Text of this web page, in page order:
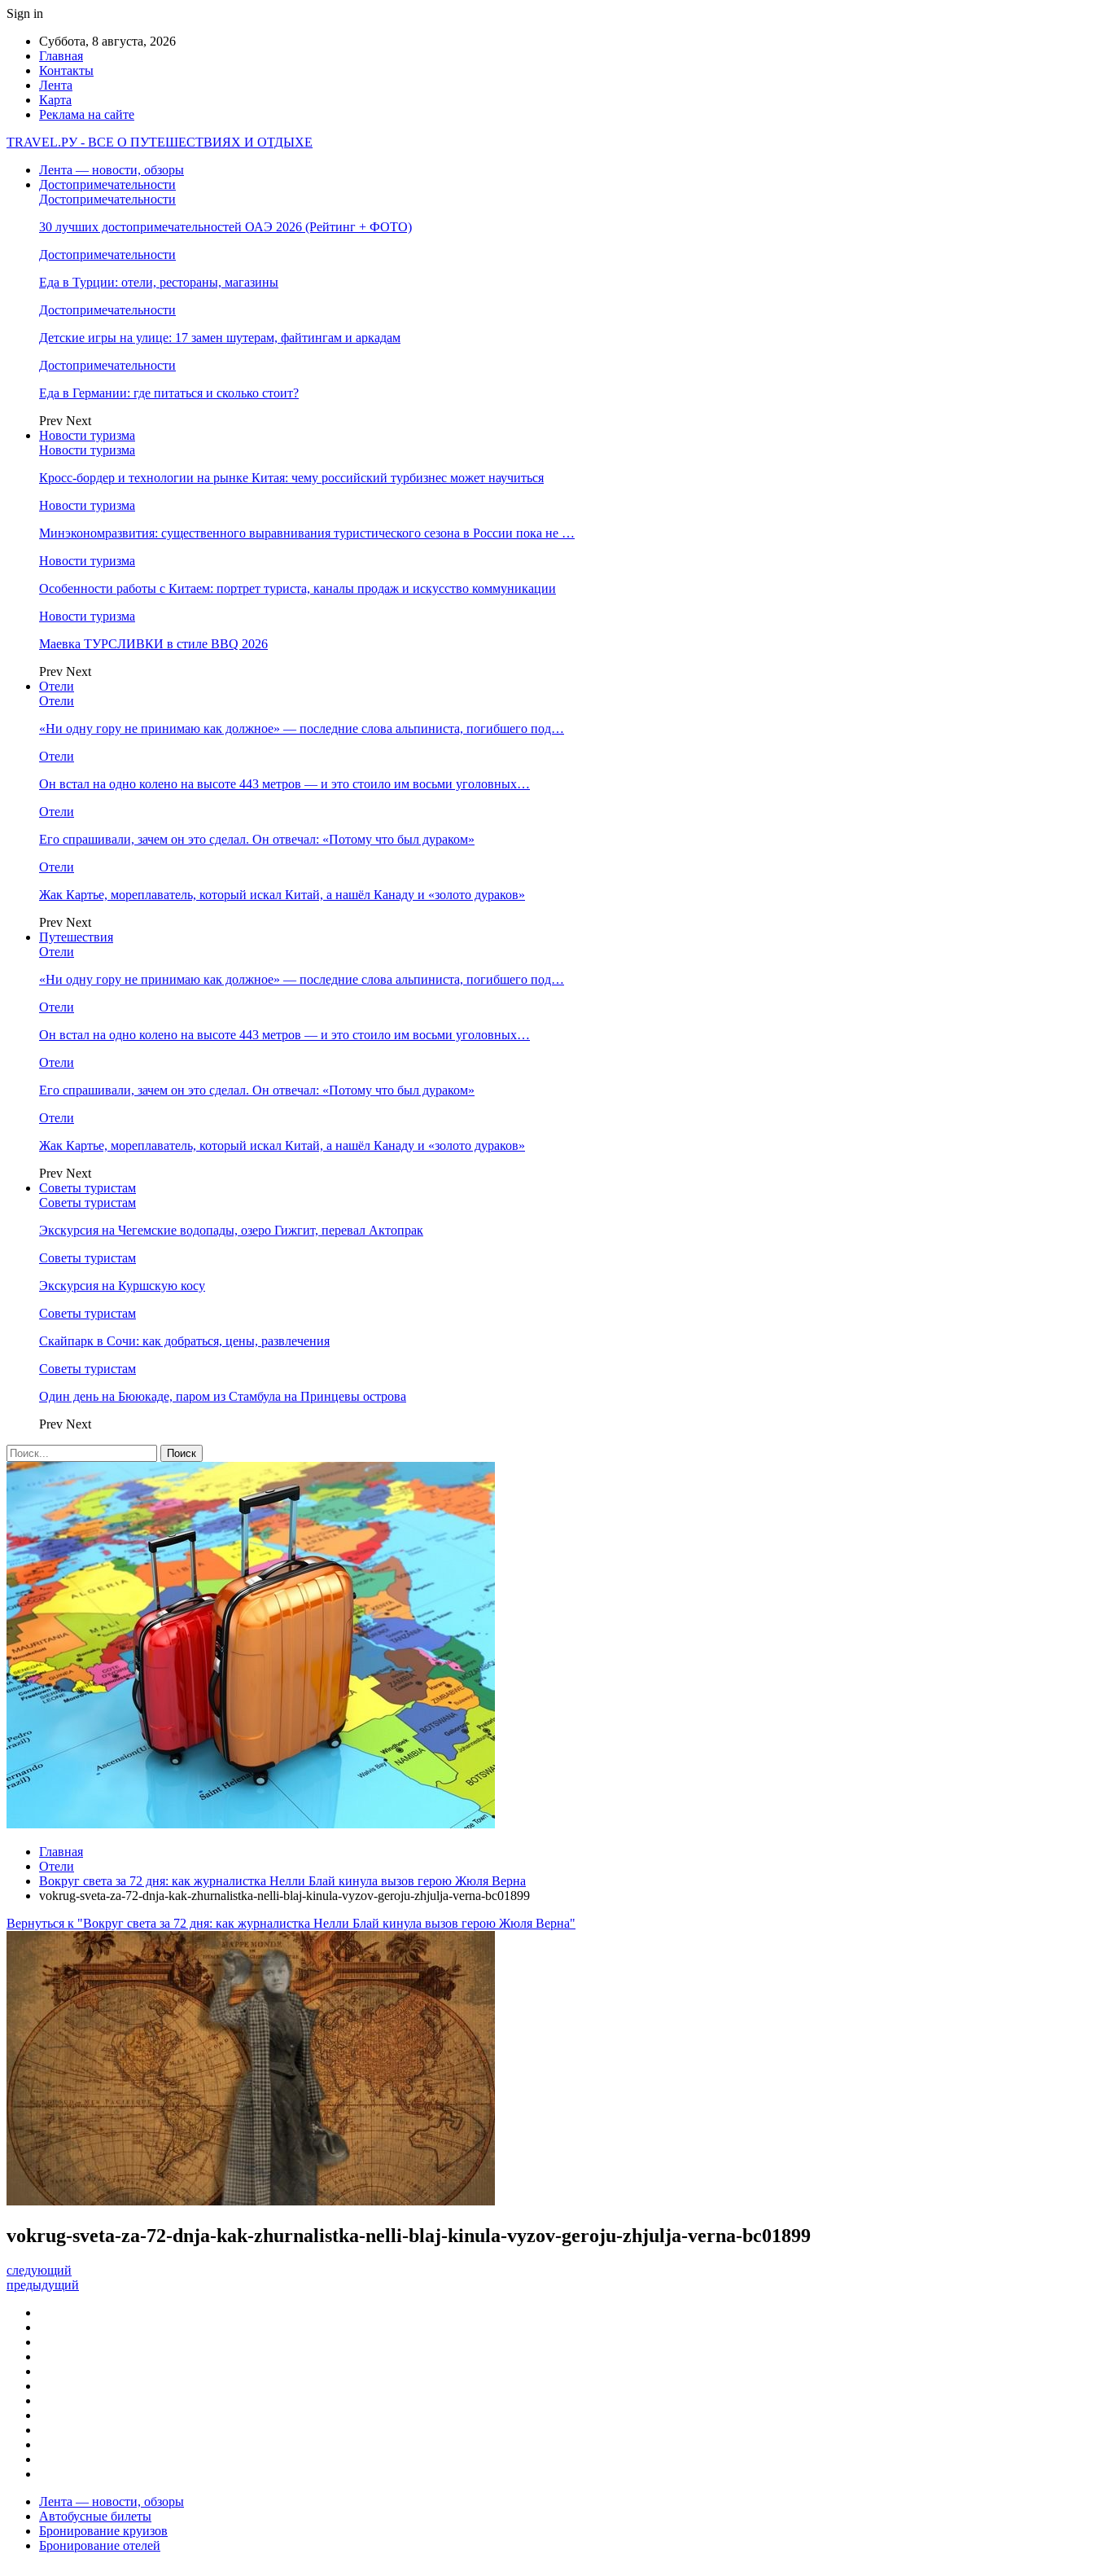
Sign in
Суббота, 8 августа, 2026
Главная
Контакты
Лента
Карта
Реклама на сайте
TRAVEL.РУ - ВСЕ О ПУТЕШЕСТВИЯХ И ОТДЫХЕ
Лента — новости, обзоры
Достопримечательности
Достопримечательности
30 лучших достопримечательностей ОАЭ 2026 (Рейтинг + ФОТО)
Достопримечательности
Еда в Турции: отели, рестораны, магазины
Достопримечательности
Детские игры на улице: 17 замен шутерам, файтингам и аркадам
Достопримечательности
Еда в Германии: где питаться и сколько стоит?
Prev Next
Новости туризма
Новости туризма
Кросс-бордер и технологии на рынке Китая: чему российский турбизнес может научиться
Новости туризма
Минэкономразвития: существенного выравнивания туристического сезона в России пока не …
Новости туризма
Особенности работы с Китаем: портрет туриста, каналы продаж и искусство коммуникации
Новости туризма
Маевка ТУРСЛИВКИ в стиле BBQ 2026
Prev Next
Отели
Отели
«Ни одну гору не принимаю как должное» — последние слова альпиниста, погибшего под…
Отели
Он встал на одно колено на высоте 443 метров — и это стоило им восьми уголовных…
Отели
Его спрашивали, зачем он это сделал. Он отвечал: «Потому что был дураком»
Отели
Жак Картье, мореплаватель, который искал Китай, а нашёл Канаду и «золото дураков»
Prev Next
Путешествия
Отели
«Ни одну гору не принимаю как должное» — последние слова альпиниста, погибшего под…
Отели
Он встал на одно колено на высоте 443 метров — и это стоило им восьми уголовных…
Отели
Его спрашивали, зачем он это сделал. Он отвечал: «Потому что был дураком»
Отели
Жак Картье, мореплаватель, который искал Китай, а нашёл Канаду и «золото дураков»
Prev Next
Советы туристам
Советы туристам
Экскурсия на Чегемские водопады, озеро Гижгит, перевал Актопрак
Советы туристам
Экскурсия на Куршскую косу
Советы туристам
Скайпарк в Сочи: как добраться, цены, развлечения
Советы туристам
Один день на Бююкаде, паром из Стамбула на Принцевы острова
Prev Next
Главная
Отели
Вокруг света за 72 дня: как журналистка Нелли Блай кинула вызов герою Жюля Верна
vokrug-sveta-za-72-dnja-kak-zhurnalistka-nelli-blaj-kinula-vyzov-geroju-zhjulja-verna-bc01899
Вернуться к "Вокруг света за 72 дня: как журналистка Нелли Блай кинула вызов герою Жюля Верна"
vokrug-sveta-za-72-dnja-kak-zhurnalistka-nelli-blaj-kinula-vyzov-geroju-zhjulja-verna-bc01899
следующий
предыдущий
Лента — новости, обзоры
Автобусные билеты
Бронирование круизов
Бронирование отелей